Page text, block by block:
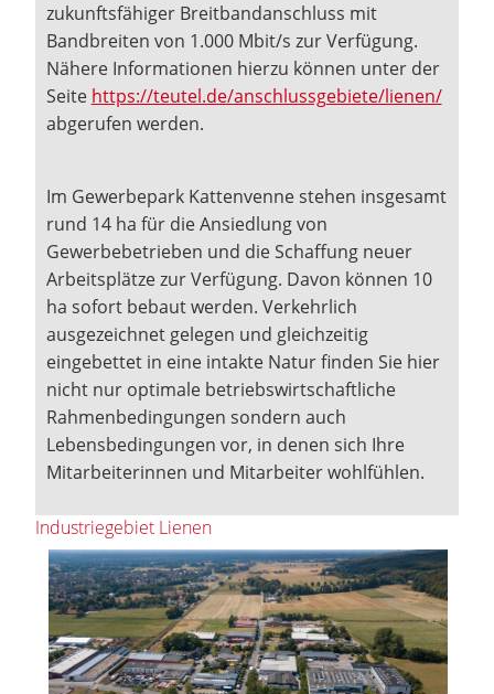
zukunftsfähiger Breitbandanschluss mit
Bandbreiten von 1.000 Mbit/s zur Verfügung.
Nähere Informationen hierzu können unter der
Seite https://teutel.de/anschlussgebiete/lienen/
abgerufen werden.
Im Gewerbepark Kattenvenne stehen insgesamt
rund 14 ha für die Ansiedlung von
Gewerbebetrieben und die Schaffung neuer
Arbeitsplätze zur Verfügung. Davon können 10
ha sofort bebaut werden. Verkehrlich
ausgezeichnet gelegen und gleichzeitig
eingebettet in eine intakte Natur finden Sie hier
nicht nur optimale betriebswirtschaftliche
Rahmenbedingungen sondern auch
Lebensbedingungen vor, in denen sich Ihre
Mitarbeiterinnen und Mitarbeiter wohlfühlen.
Industriegebiet Lienen